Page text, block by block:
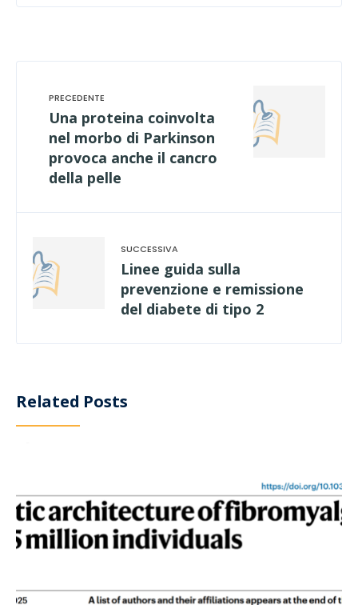
Una proteina coinvolta
nel morbo di Parkinson
provoca anche il cancro
della pelle
Linee guida sulla
prevenzione e remissione
del diabete di tipo 2
Related Posts